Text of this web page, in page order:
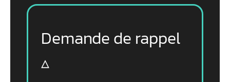
Demande de rappel
▵